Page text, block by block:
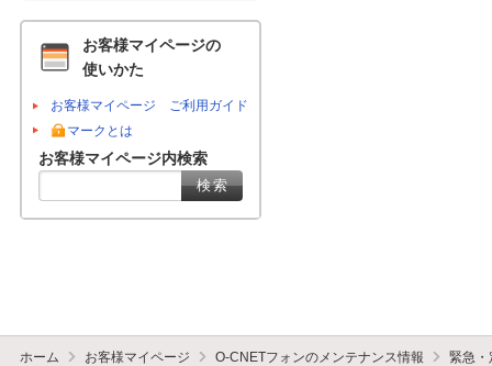
お客様マイページの
使いかた
お客様マイページ ご利用ガイド
マークとは
お客様マイページ内検索
ホーム お客様マイページ O-CNETフォンのメンテナンス情報 緊急・